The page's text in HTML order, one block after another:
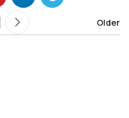
Older